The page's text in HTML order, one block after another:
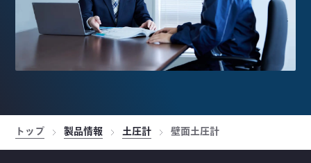
トップ 製品情報 土圧計 壁面土圧計